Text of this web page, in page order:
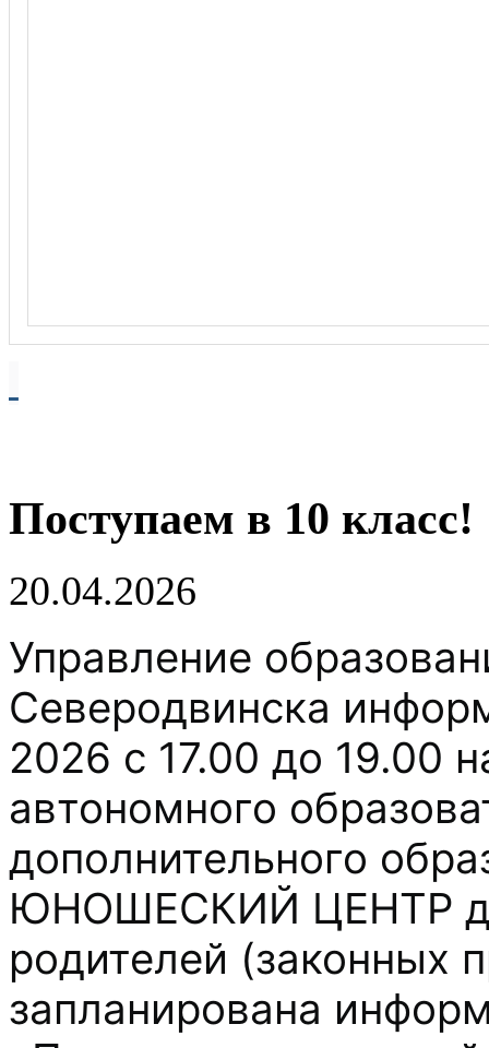
Поступаем в 10 класс!
20.04.2026
Управление
Северодвинска
2026 с 17.00 до 19.00
автономного
дополнительного
ЮНОШЕСКИЙ ЦЕНТР
родителей (законных
запланирована